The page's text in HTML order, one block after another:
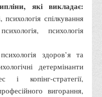
«ВАТРА»
які викладає:
психологія спілкування
психологія
психологія здоров’я та
детермінанти
і копінг-стратегії,
вигорання,